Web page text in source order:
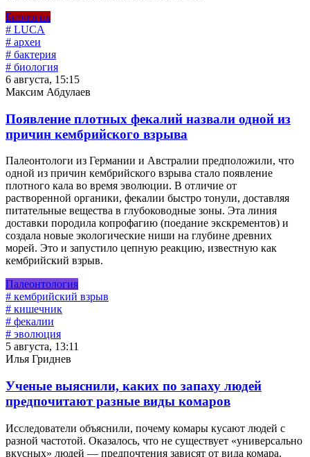
Биология
# LUCA
# археи
# бактерия
# биология
6 августа, 15:15
Максим Абдулаев
Появление плотных фекалий назвали одной из
причин кембрийского взрыва
Палеонтологи из Германии и Австралии предположили, что
одной из причин кембрийского взрыва стало появление
плотного кала во время эволюции. В отличие от
растворенной органики, фекалии быстро тонули, доставляя
питательные вещества в глубоководные зоны. Эта линия
доставки породила копрофагию (поедание экскрементов) и
создала новые экологические ниши на глубине древних
морей. Это и запустило цепную реакцию, известную как
кембрийский взрыв.
Палеонтология
# кембрийский взрыв
# кишечник
# фекалии
# эволюция
5 августа, 13:11
Илья Гриднев
Ученые выяснили, каких по запаху людей
предпочитают разные виды комаров
Исследователи объяснили, почему комары кусают людей с
разной частотой. Оказалось, что не существует «универсально
вкусных» людей — предпочтения зависят от вида комара.